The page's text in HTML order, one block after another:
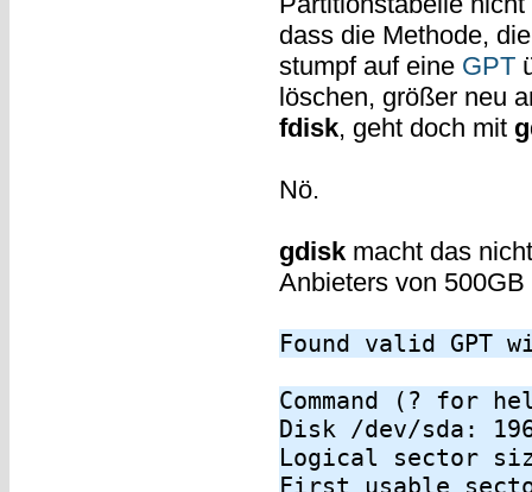
dass die Methode,
stumpf auf eine GPT
löschen, größer neu
fdisk, geht doch mit
Nö.
gdiskmacht das
Anbieters von
Found valid GPT
Command (? for
Disk /dev/sda:
Logical sector
First usable